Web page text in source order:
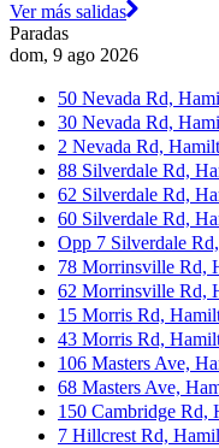
Ver más salidas
Paradas
dom, 9 ago 2026
50 Nevada Rd,
30 Nevada Rd,
2 Nevada Rd,
88 Silverdale Rd,
62 Silverdale Rd,
60 Silverdale Rd,
Opp 7 Silverdale
78 Morrinsville Rd,
62 Morrinsville Rd,
15 Morris Rd,
43 Morris Rd,
106 Masters Ave,
68 Masters Ave,
150 Cambridge Rd,
7 Hillcrest Rd,